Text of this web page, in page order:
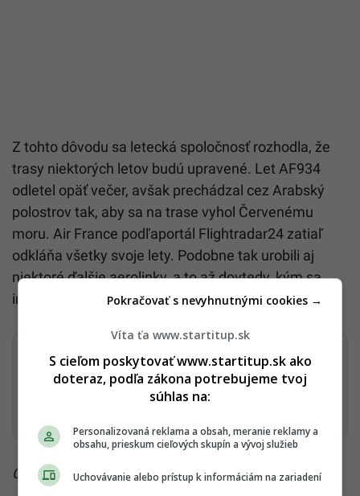
Z tohto dôvodu sa letecká spoločnosť rozhodla, že
trasy niektorých letov budú upravené. Let AF934
odletel opäť večer, avšak prechádzal cez Arabský
polostrov tak, aby sa na trase vyhol Červenému
moru. Air France podľaportál Flightradar24 zatiaľ
odkláňa všetky svoje lety. Podobne tak urobili aj
niektoré ďalšie aerolinky, a to až dovtedy, kým sa
incident neobjasní.
Dostaň Startitup do svojich Google odporúčaní
Pridať ako preferovaný zdroj
Čítaj viac z kategórie:Hlavné správy a aktuality
Víta ťa www.startitup.sk
S cieľom poskytovať www.startitup.sk ako
doteraz, podľa zákona potrebujeme tvoj
súhlas na:
Personalizovaná reklama a obsah, meranie reklamy a
obsahu, prieskum cieľových skupín a vývoj služieb
Uchovávanie alebo prístup k informáciám na zariadení
Pokračovať s nevyhnutnými cookies →